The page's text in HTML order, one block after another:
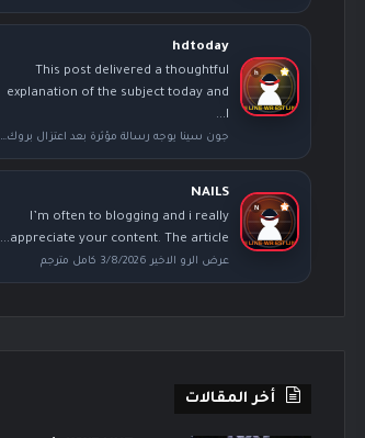
hdtoday
This post delivered a thoughtful
explanation of the subject today and
I...
جون سينا يوجه رسالة مؤثرة بعد اعتزال بروك ليسنر عقب عرض سمر سلام
NAILS
I’m often to blogging and i really
appreciate your content. The article...
عرض الرو الاخير 3/8/2026 كامل مترجم
أخر المقالات